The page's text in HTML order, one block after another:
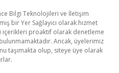
Bilgi Teknolojileri ve İletişim
bir Yer Sağlayıcı olarak hizmet
içerikleri proaktif olarak denetleme
Ancak, üyelerimiz
taşımakta olup, siteye üye olarak